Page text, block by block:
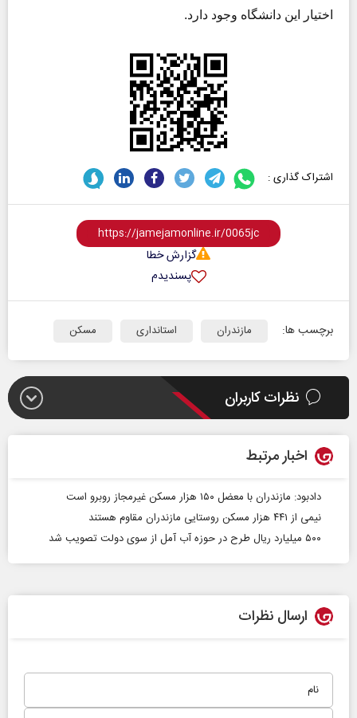
اختیار این دانشگاه وجود دارد.
اشتراک گذاری :
گزارش خطا
پسندیدم
برچسب ها: مازندران استانداری مسکن
نظرات کاربران
اخبار مرتبط
دادبود: مازندران با معضل ۱۵۰ هزار مسکن غیرمجاز روبرو است
نیمی از ۴۴۱ هزار مسکن روستایی مازندران مقاوم هستند
۵۰۰ میلیارد ریال طرح در حوزه آب آمل از سوی دولت تصویب شد
ارسال نظرات